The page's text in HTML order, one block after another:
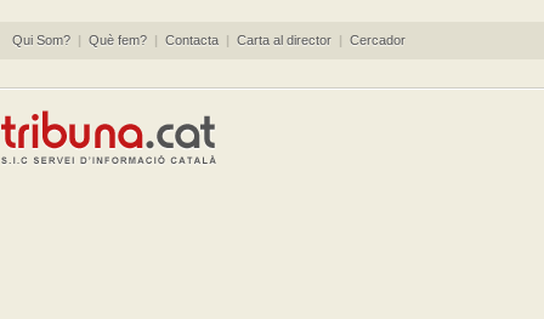
Qui Som? | Què fem? | Contacta | Carta al director | Cercador